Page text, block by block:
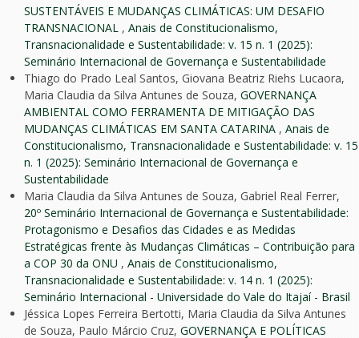
SUSTENTÁVEIS E MUDANÇAS CLIMÁTICAS: UM DESAFIO
TRANSNACIONAL , Anais de Constitucionalismo,
Transnacionalidade e Sustentabilidade: v. 15 n. 1 (2025):
Seminário Internacional de Governança e Sustentabilidade
Thiago do Prado Leal Santos, Giovana Beatriz Riehs Lucaora,
Maria Claudia da Silva Antunes de Souza, GOVERNANÇA
AMBIENTAL COMO FERRAMENTA DE MITIGAÇÃO DAS
MUDANÇAS CLIMÁTICAS EM SANTA CATARINA , Anais de
Constitucionalismo, Transnacionalidade e Sustentabilidade: v. 15
n. 1 (2025): Seminário Internacional de Governança e
Sustentabilidade
Maria Claudia da Silva Antunes de Souza, Gabriel Real Ferrer,
20º Seminário Internacional de Governança e Sustentabilidade:
Protagonismo e Desafios das Cidades e as Medidas
Estratégicas frente às Mudanças Climáticas – Contribuição para
a COP 30 da ONU , Anais de Constitucionalismo,
Transnacionalidade e Sustentabilidade: v. 14 n. 1 (2025):
Seminário Internacional - Universidade do Vale do Itajaí - Brasil
Jéssica Lopes Ferreira Bertotti, Maria Claudia da Silva Antunes
de Souza, Paulo Márcio Cruz, GOVERNANÇA E POLÍTICAS